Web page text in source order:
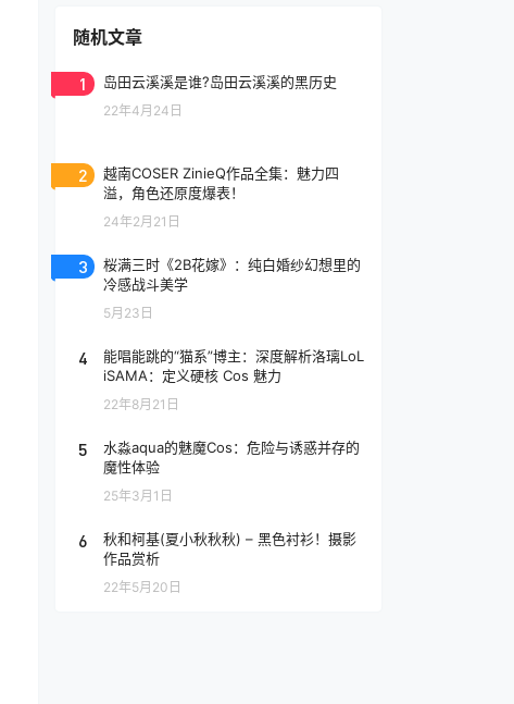
随机文章
1 岛田云溪溪是谁?岛田云溪溪的黑历史
22年4月24日
2
越南COSER ZinieQ作品全集：魅力四
溢，角色还原度爆表！
24年2月21日
3
桜满三时《2B花嫁》：纯白婚纱幻想里的
冷感战斗美学
5月23日
4
能唱能跳的“猫系”博主：深度解析洛璃LoL
iSAMA：定义硬核 Cos 魅力
22年8月21日
5
水淼aqua的魅魔Cos：危险与诱惑并存的
魔性体验
25年3月1日
6
秋和柯基(夏小秋秋秋) – 黑色衬衫！摄影
作品赏析
22年5月20日